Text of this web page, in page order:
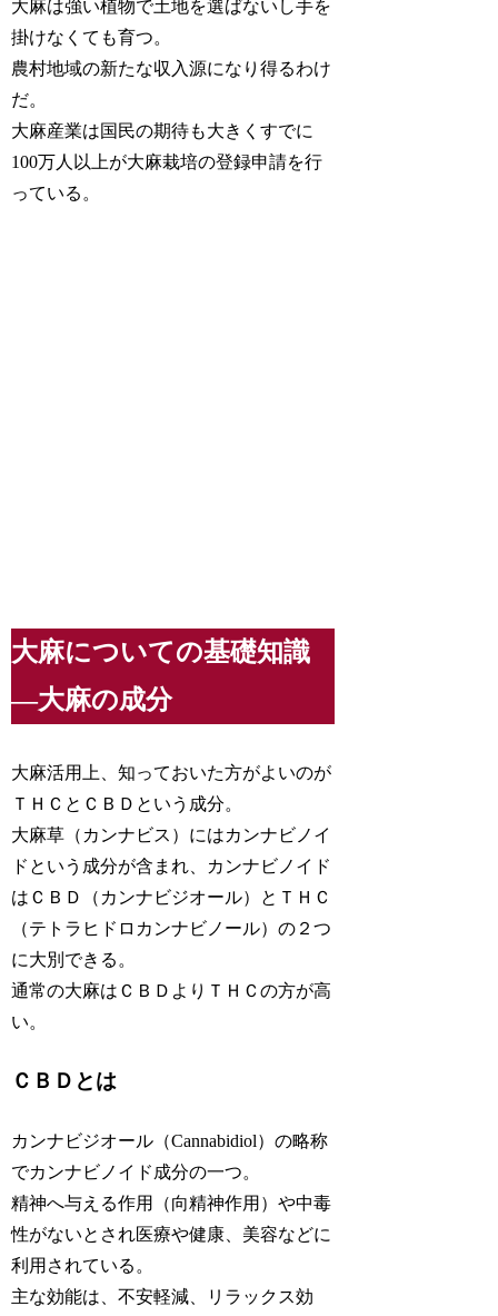
大麻は強い植物で土地を選ばないし手を
掛けなくても育つ。
農村地域の新たな収入源になり得るわけ
だ。
大麻産業は国民の期待も大きくすでに
100万人以上が大麻栽培の登録申請を行
っている。
大麻についての基礎知識
―大麻の成分
大麻活用上、知っておいた方がよいのが
ＴＨＣとＣＢＤという成分。
大麻草（カンナビス）にはカンナビノイ
ドという成分が含まれ、カンナビノイド
はＣＢＤ（カンナビジオール）とＴＨＣ
（テトラヒドロカンナビノール）の２つ
に大別できる。
通常の大麻はＣＢＤよりＴＨＣの方が高
い。
ＣＢＤとは
カンナビジオール（Cannabidiol）の略称
でカンナビノイド成分の一つ。
精神へ与える作用（向精神作用）や中毒
性がないとされ医療や健康、美容などに
利用されている。
主な効能は、不安軽減、リラックス効